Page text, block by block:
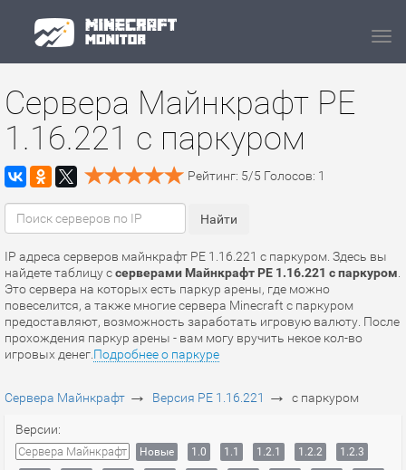
Сервера Майнкрафт PE
1.16.221 с паркуром
Рейтинг: 5/5 Голосов: 1
IP адреса серверов майнкрафт PE 1.16.221 с паркуром. Здесь вы
найдете таблицу ссерверами Майнкрафт PE 1.16.221 с паркуром
Это сервера на которых есть паркур арены, где можно
повеселится, а также многие сервера Minecraft с паркуром
предоставляют, возможность заработать игровую валюту. После
прохождения паркур арены - вам могу вручить некое кол-во
игровых денег. Подробнее о паркуре
Сервера Майнкрафт → Версия PE 1.16.221 → с паркуром
Версии:
Сервера Майнкрафт Новые 1.0 1.1 1.2.1 1.2.2
1.2.3